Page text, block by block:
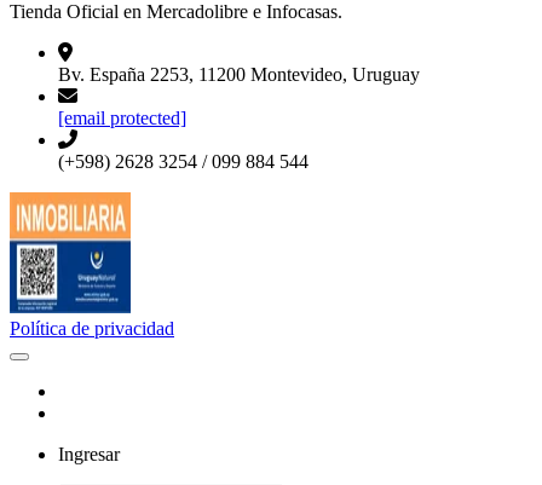
Tienda Oficial en Mercadolibre e Infocasas.
Bv. España 2253, 11200 Montevideo, Uruguay
[email protected]
(+598) 2628 3254 / 099 884 544
Política de privacidad
Ingresar